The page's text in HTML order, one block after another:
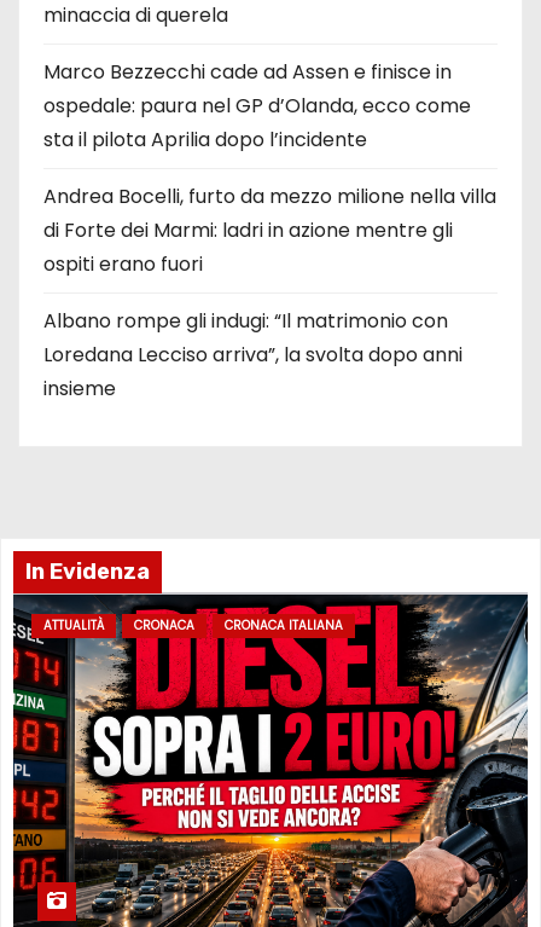
minaccia di querela
Marco Bezzecchi cade ad Assen e finisce in
ospedale: paura nel GP d’Olanda, ecco come
sta il pilota Aprilia dopo l’incidente
Andrea Bocelli, furto da mezzo milione nella villa
di Forte dei Marmi: ladri in azione mentre gli
ospiti erano fuori
Albano rompe gli indugi: “Il matrimonio con
Loredana Lecciso arriva”, la svolta dopo anni
insieme
In Evidenza
ATTUALITÀ CRONACA CRONACA ITALIANA